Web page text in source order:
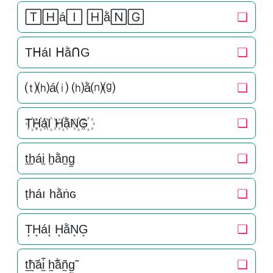
🅃🄷á🄸 🄷ằ🄽🄶 ❏
TᕼáI ᕼằᑎG ❏
⒯⒣á⒤ ⒣ằ⒩⒢ ❏
T꙰H꙰áI꙰ H꙰ằN꙰G꙰ ❏
t̫h̫ái̫ h̫ằn̫g̫ ❏
ṭһáı һằṅɢ ❏
T͙H͙áI͙ H͙ằN͙G͙ ❏
t̰̃h̰̃áḭ̃ h̰̃ằñ̰g̰̃ ❏